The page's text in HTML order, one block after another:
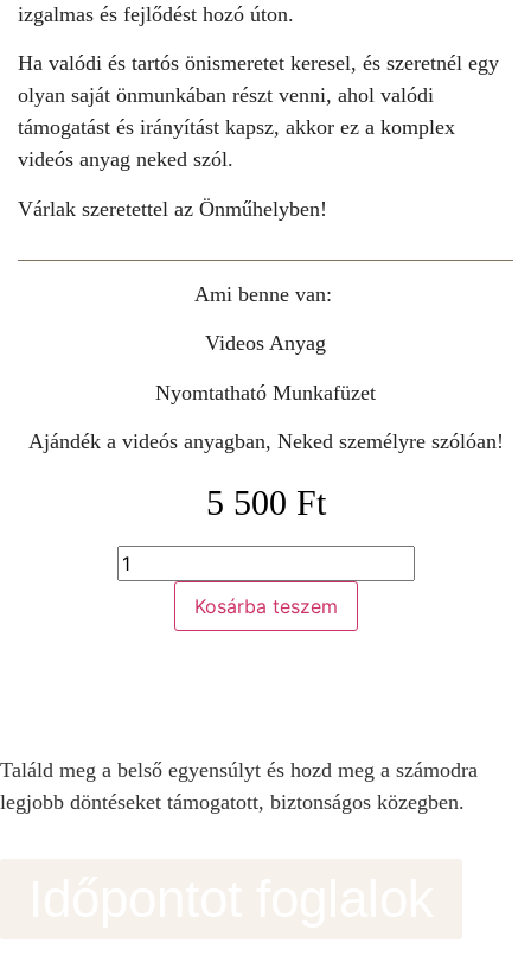
izgalmas és fejlődést hozó úton.
Ha valódi és tartós önismeretet keresel, és szeretnél egy
olyan saját önmunkában részt venni, ahol valódi
támogatást és irányítást kapsz, akkor ez a komplex
videós anyag neked szól.
Várlak szeretettel az Önműhelyben!
Ami benne van:
Videos Anyag
Nyomtatható Munkafüzet
Ajándék a videós anyagban, Neked személyre szólóan!
5 500 Ft
Kosárba teszem
Találd meg a belső egyensúlyt és hozd meg a számodra
legjobb döntéseket támogatott, biztonságos közegben.